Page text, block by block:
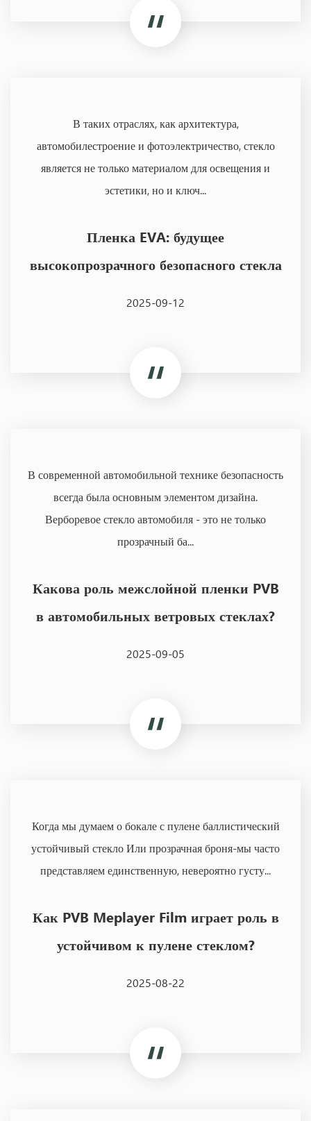
В таких отраслях, как архитектура,
автомобилестроение и фотоэлектричество, стекло
является не только материалом для освещения и
эстетики, но и ключ...
Пленка EVA: будущее
высокопрозрачного безопасного стекла
2025-09-12
В современной автомобильной технике безопасность
всегда была основным элементом дизайна.
Верборевое стекло автомобиля - это не только
прозрачный ба...
Какова роль межслойной пленки PVB
в автомобильных ветровых стеклах?
2025-09-05
Когда мы думаем о бокале с пулене баллистический
устойчивый стекло Или прозрачная броня-мы часто
представляем единственную, невероятно густу...
Как PVB Meplayer Film играет роль в
устойчивом к пулене стеклом?
2025-08-22